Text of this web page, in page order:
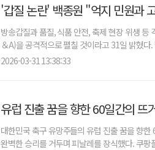
'갑질 논란' 백종원 "억지 민원과
방송갑질과 품질, 식품 안전, 축제 현장 위생 등
＆A)을 공격적으로 펼칠 것이라고 31일 밝혔
2026-03-31 13:38:33
유럽 진출 꿈을 향한 60일간의 뜨
대한민국 축구 유망주들의 유럽 진출 꿈을 향
완벽한 승리를 거두며 피날레를 장식했다. 쿠